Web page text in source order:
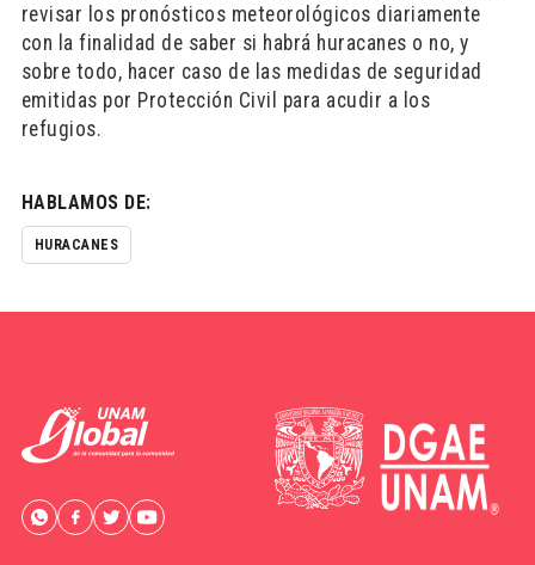
revisar los pronósticos meteorológicos diariamente
con la finalidad de saber si habrá huracanes o no, y
sobre todo, hacer caso de las medidas de seguridad
emitidas por Protección Civil para acudir a los
refugios.
HABLAMOS DE:
HURACANES